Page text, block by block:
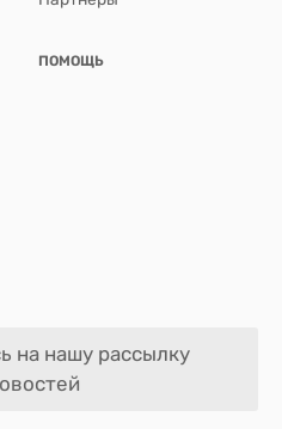
ПОМОЩЬ
на нашу рассылку